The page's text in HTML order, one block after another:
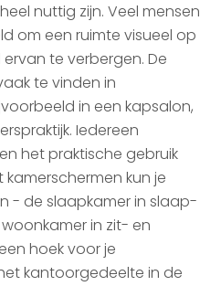
nuttig zijn. Veel mensen
om een ruimte visueel op
te verbergen. De
te vinden in
in een kapsalon,
Iedereen
het praktische gebruik
kun je
- de slaapkamer in slaap-
in zit- en
hoek voor je
kantoorgedeelte in de